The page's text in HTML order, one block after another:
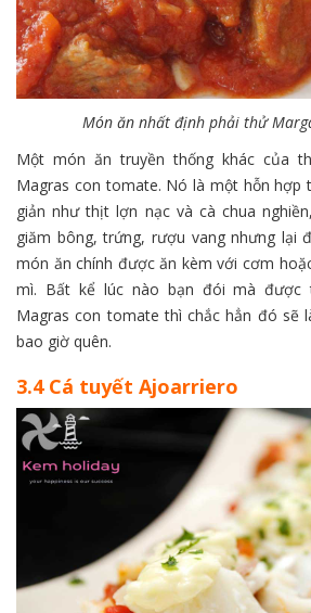
Món ăn nhất định phải thử
Một món ăn truyền thống khác của
Magras con tomate. Nó là một hỗn hợp
giản như thịt lợn nạc và cà chua
giăm bông, trứng, rượu vang nhưng lại
món ăn chính được ăn kèm với cơm
mì. Bất kể lúc nào bạn đói mà được
Magras con tomate thì chắc hẳn đó sẽ
bao giờ quên.
3.4 Cá tuyết Ajoarriero